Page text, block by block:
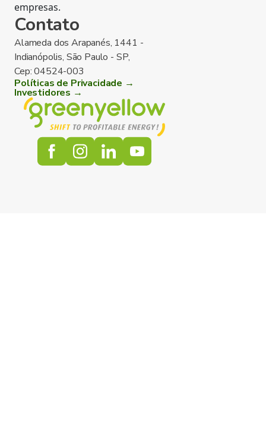
empresas.
Contato
Alameda dos Arapanés, 1441 -
Indianópolis, São Paulo - SP,
Cep: 04524-003
Políticas de Privacidade →
Investidores →